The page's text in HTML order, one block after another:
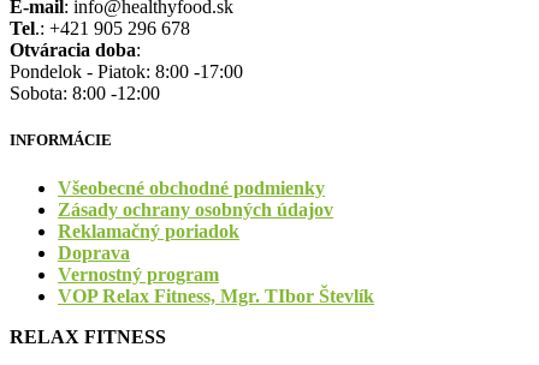
E-mail: info@healthyfood.sk
Tel.: +421 905 296 678
Otváracia doba:
Pondelok - Piatok: 8:00 -17:00
Sobota: 8:00 -12:00
INFORMÁCIE
Všeobecné obchodné podmienky
Zásady ochrany osobných údajov
Reklamačný poriadok
Doprava
Vernostný program
VOP Relax Fitness, Mgr. TIbor Števlík
RELAX FITNESS